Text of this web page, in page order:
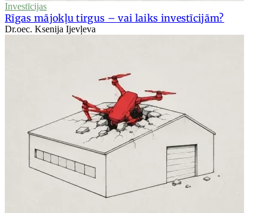
Investīcijas
Rīgas mājokļu tirgus – vai laiks investīcijām?
Dr.oec. Ksenija Ijevļeva